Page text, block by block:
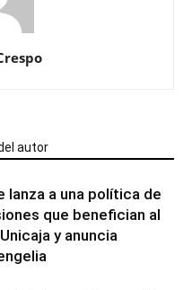
autor
lanza a una política de
que benefician al
y anuncia